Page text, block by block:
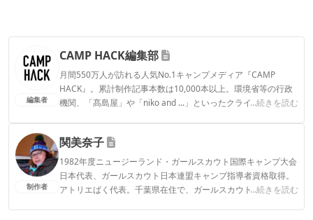
編集者
CAMP HACK編集部
月間550万人が訪れる人気No.1キャンプメディア『CAMP
HACK』。累計制作記事本数は10,000本以上。環境省等の行政
機関、「髙島屋」や「niko and ...」といったクライアントとの
...続きを読む
CAMP HACK編集部のプロフィール
制作者
関美奈子
1982年度ニュージーランド・ガールスカウト国際キャンプ大会
日本代表、ガールスカウト日本連盟キャンプ指導者資格取得。
アトリエばく代表。千葉県在住で、ガールスカウトの野営訓練
...続きを読む